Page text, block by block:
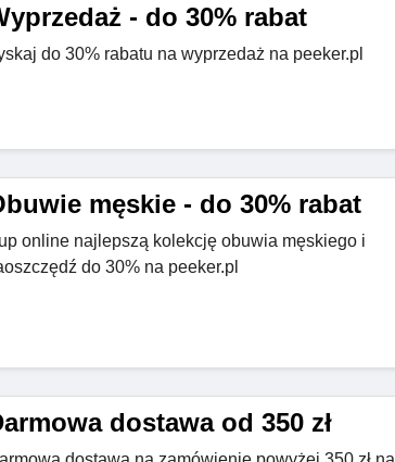
- do 30% rabat
do 30% rabatu na wyprzedaż na peeker.pl
męskie - do 30% rabat
online najlepszą kolekcję obuwia męskiego i
do 30% na peeker.pl
dostawa od 350 zł